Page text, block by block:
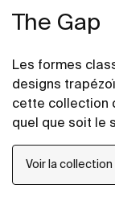
The Gap
Les formes
designs
cette collection
quel que soit le
Voir la